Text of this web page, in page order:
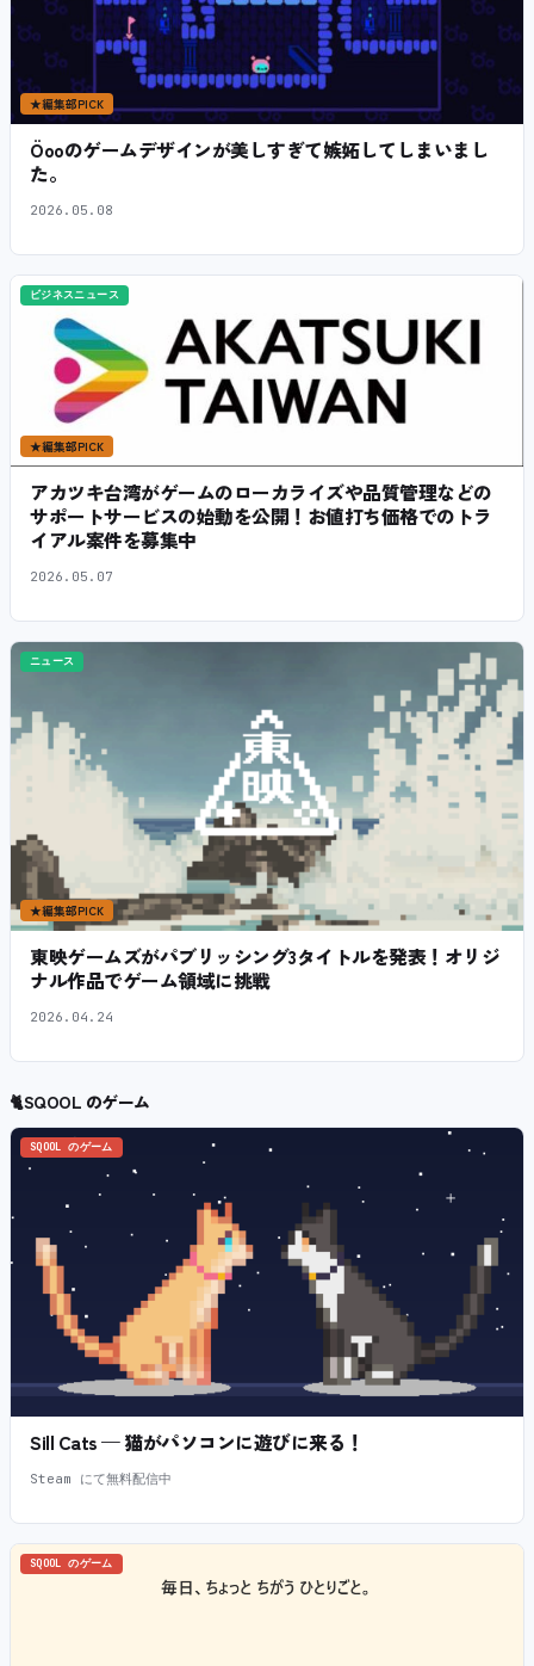
★編集部PICK
Öooのゲームデザインが美しすぎて嫉妬してしまいまし
た。
2026.05.08
ビジネスニュース
★編集部PICK
アカツキ台湾がゲームのローカライズや品質管理などの
サポートサービスの始動を公開！お値打ち価格でのトラ
イアル案件を募集中
2026.05.07
ニュース
★編集部PICK
東映ゲームズがパブリッシング3タイトルを発表！オリジ
ナル作品でゲーム領域に挑戦
2026.04.24
🐈SQOOL のゲーム
SQOOL のゲーム
Sill Cats — 猫がパソコンに遊びに来る！
Steam にて無料配信中
SQOOL のゲーム